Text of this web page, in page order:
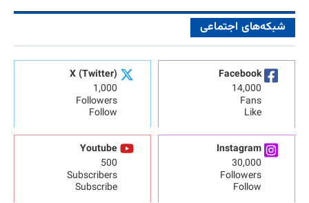
شبکه‌های اجتماعی
Facebook
14,000
Fans
Like
X (Twitter)
1,000
Followers
Follow
Instagram
30,000
Followers
Follow
Youtube
500
Subscribers
Subscribe